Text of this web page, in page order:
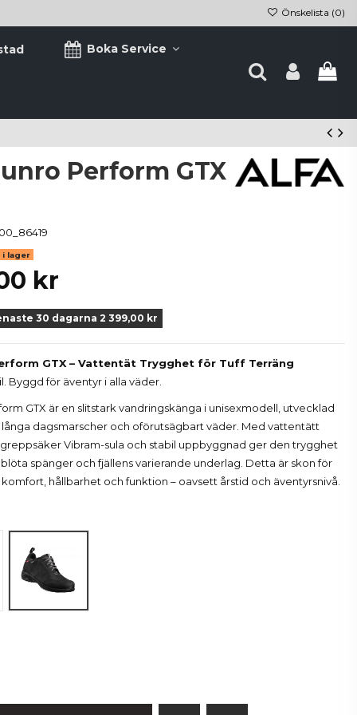
Önskelista (0)
Boka Service
Perform GTX
i lager
kr
30 dagarna 2 399,00 kr
GTX – Vattentät Trygghet för Tuff Terräng
Byggd för äventyr i alla väder.
GTX är en slitstark vandringskänga i unisexmodell, utvecklad
dagsmarscher och oförutsägbart väder. Med vattentätt
Vibram-sula och stabil uppbyggnad ger den trygghet
spänger och fjällens varierande underlag. Detta är skon för
hållbarhet och funktion – oavsett årstid och äventyrsnivå.